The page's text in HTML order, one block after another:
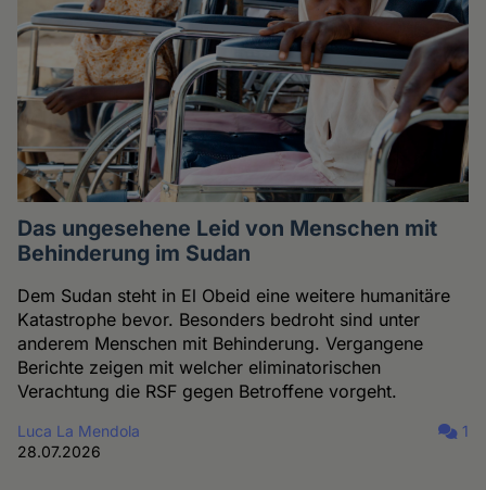
Das ungesehene Leid von Menschen mit
Behinderung im Sudan
Dem Sudan steht in El Obeid eine weitere humanitäre
Katastrophe bevor. Besonders bedroht sind unter
anderem Menschen mit Behinderung. Vergangene
Berichte zeigen mit welcher eliminatorischen
Verachtung die RSF gegen Betroffene vorgeht.
Luca La Mendola
28.07.2026
1